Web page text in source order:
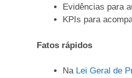
Evidências para
KPIs para
Fatos rápidos
Na Lei Geral de